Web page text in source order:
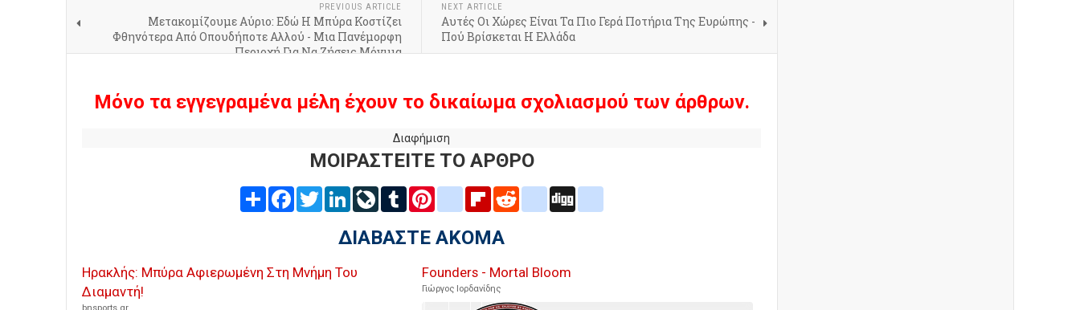
PREVIOUS ARTICLE
Μετακομίζουμε Αύριο: Εδώ Η Μπύρα Κοστίζει
Φθηνότερα Από Οπουδήποτε Αλλού - Μια Πανέμορφη
Περιοχή Για Να Ζήσεις Μόνιμα
NEXT ARTICLE
Αυτές Οι Χώρες Είναι Τα Πιο Γερά Ποτήρια Της Ευρώπης -
Πού Βρίσκεται Η Ελλάδα
Μόνο τα εγγεγραμένα μέλη έχουν το δικαίωμα σχολιασμού των άρθρων.
Διαφήμιση
ΜΟΙΡΑΣΤΕΙΤΕ ΤΟ ΑΡΘΡΟ
Share FacebookTwitterLinkedInLiveJournal
Tumblr Pinterestblogger_post
FlipboardRedditdelicious
ΔΙΑΒΑΣΤΕ ΑΚΟΜΑ
Ηρακλής: Μπύρα Αφιερωμένη Στη Μνήμη Του
Διαμαντή!
Founders - Mortal Bloom
Γιώργος Ιορδανίδης